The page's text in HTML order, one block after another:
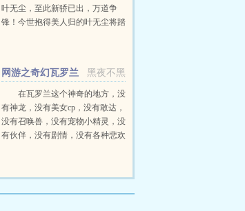
叶无尘，至此新骄已出，万道争
锋！今世抱得美人归的叶无尘将踏
黑夜不黑
网游之奇幻瓦罗兰
在瓦罗兰这个神奇的地方，没
有神龙，没有美女cp，没有敢达，
没有召唤兽，没有宠物小精灵，没
有伙伴，没有剧情，没有各种悲欢
奇事物，，这本穷逼...